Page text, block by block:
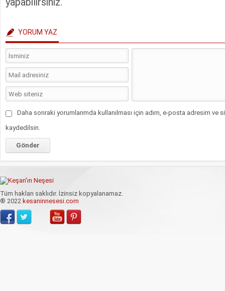
yapabilirsiniz.
YORUM YAZ
Daha sonraki yorumlarımda kullanılması için adım, e-posta adresim ve
kaydedilsin.
Tüm hakları saklıdır. İzinsiz kopyalanamaz.
® 2022 kesaninnesesi.com